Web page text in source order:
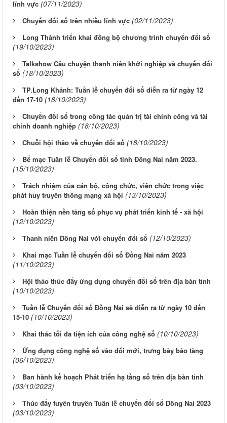
lĩnh vực (07/11/2023)
Chuyển đổi số trên nhiều lĩnh vực (02/11/2023)
Long Thành triển khai đồng bộ chương trình chuyển đổi số
(19/10/2023)
Talkshow Câu chuyện thanh niên khởi nghiệp và chuyển đổi
số (18/10/2023)
TP.Long Khánh: Tuần lễ chuyển đổi số diễn ra từ ngày 12
đến 17-10 (18/10/2023)
Chuyển đổi số trong công tác quản trị tài chính công và tài
chính doanh nghiệp (18/10/2023)
Chuỗi hội thảo về chuyển đổi số (18/10/2023)
Bế mạc Tuần lễ Chuyển đổi số tỉnh Đồng Nai năm 2023.
(15/10/2023)
Trách nhiệm của cán bộ, công chức, viên chức trong việc
phát huy truyền thông mạng xã hội (13/10/2023)
Hoàn thiện nền tảng số phục vụ phát triển kinh tế - xã hội
(12/10/2023)
Thanh niên Đồng Nai với chuyển đổi số (12/10/2023)
Khai mạc Tuần lễ chuyển đổi số Đồng Nai năm 2023
(11/10/2023)
Hội thảo thúc đẩy ứng dụng chuyển đổi số trên địa bàn tỉnh
(10/10/2023)
Tuần lễ Chuyển đổi số Đồng Nai sẽ diễn ra từ ngày 10 đến
15-10 (10/10/2023)
Khai thác tối đa tiện ích của công nghệ số (10/10/2023)
Ứng dụng công nghệ số vào đổi mới, trưng bày bảo tàng
(06/10/2023)
Ban hành kế hoạch Phát triển hạ tầng số trên địa bàn tỉnh
(03/10/2023)
Thúc đẩy tuyên truyền Tuần lễ chuyển đổi số Đồng Nai 2023
(03/10/2023)